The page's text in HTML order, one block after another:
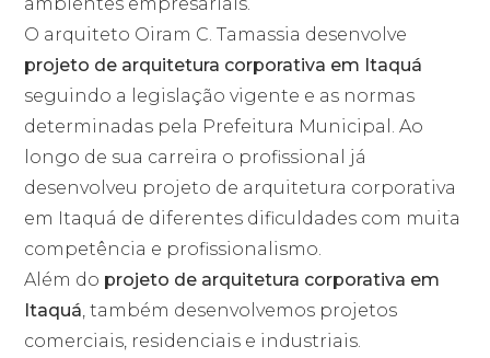
O arquiteto Oiram C. Tamassia desenvolve
projeto de arquitetura corporativa em Itaquá
seguindo a legislação vigente e as normas
determinadas pela Prefeitura Municipal. Ao
longo de sua carreira o profissional já
desenvolveu projeto de arquitetura corporativa
em Itaquá de diferentes dificuldades com muita
competência e profissionalismo.
Além do projeto de arquitetura corporativa em
Itaquá, também desenvolvemos projetos
comerciais, residenciais e industriais.